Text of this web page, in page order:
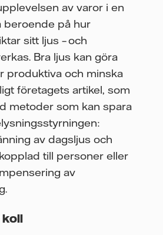
av varor i en
beroende på hur
sitt ljus – och
Bra ljus kan göra
produktiva och minska
företagets artikel, som
metoder som kan spara
av dagsljus och
till personer eller
av
koll